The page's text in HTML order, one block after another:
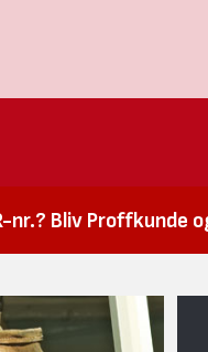
nr.? Bliv Proffkunde